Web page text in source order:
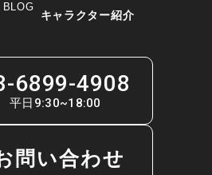
キャラクター紹介
6899-4908
平日9:30~18:00
問い合わせ